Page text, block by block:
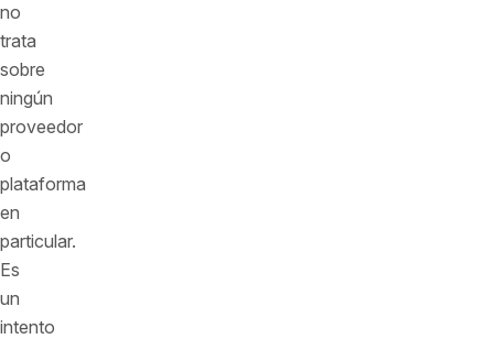
no
trata
sobre
ningún
proveedor
o
plataforma
en
particular.
Es
un
intento